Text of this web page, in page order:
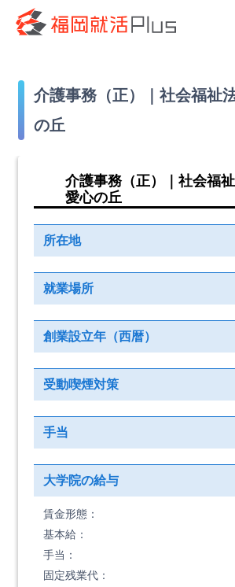
介護事務（正）｜社会福
の丘
介護事務（正）｜社会福
愛心の丘
所在地
就業場所
創業設立年（西暦）
受動喫煙対策
手当
大学院の給与
賃金形態：
基本給：
手当：
固定残業代：